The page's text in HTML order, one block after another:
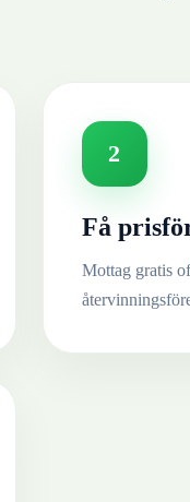
2
Få
Mottag gratis